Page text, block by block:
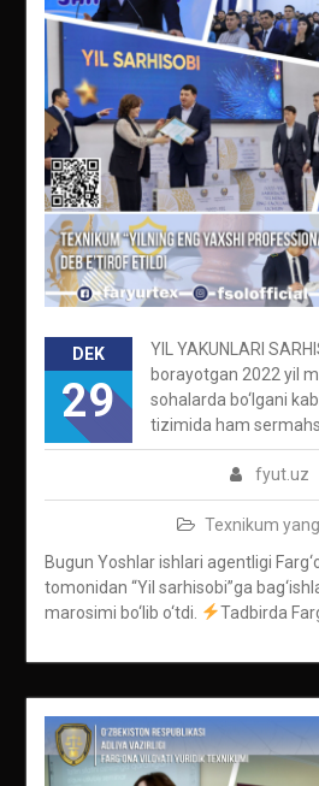
DEK
29
fyut.uz
Texnikum
YIL YAKUNLARI
borayotgan 2022 yil
sohalarda bo‘lgani
tizimida ham
Bugun Yoshlar ishlari agentligi
tomonidan “Yil sarhisobi”ga
marosimi bo‘lib o‘tdi.
Tadbirda